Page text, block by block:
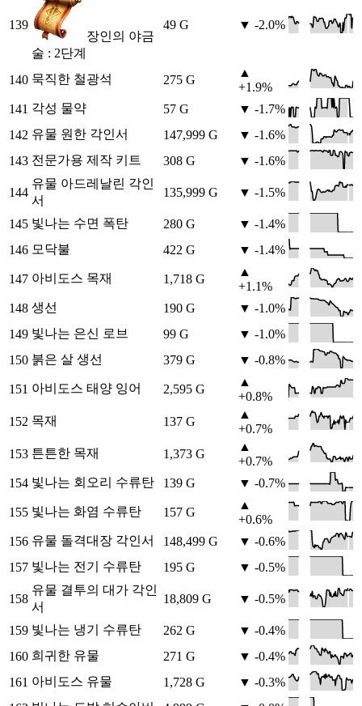
139
장인의 야금
술 : 2단계
49 G ▼ -2.0%
140 묵직한 철광석 275 G
▲
+1.9%
141 각성 물약 57 G
▼ -1.7%
142 유물 원한 각인서 147,999 G
▼ -1.6%
143 전문가용 제작 키트 308 G ▼ -1.6%
144
유물 아드레날린 각인
서
135,999 G ▼ -1.5%
145 빛나는 수면 폭탄 280 G
▼ -1.4%
146 모닥불 422 G ▼ -1.4%
147 아비도스 목재 1,718 G
▲
+1.1%
148 생선 190 G
▼ -1.0%
149 빛나는 은신 로브 99 G
▼ -1.0%
150 붉은 살 생선 379 G ▼ -0.8%
151 아비도스 태양 잉어 2,595 G
▲
+0.8%
152 목재 137 G
▲
+0.7%
153 튼튼한 목재 1,373 G
▲
+0.7%
154 빛나는 회오리 수류탄 139 G ▼ -0.7%
155 빛나는 화염 수류탄 157 G
▲
+0.6%
156 유물 돌격대장 각인서 148,499 G
▼ -0.6%
157 빛나는 전기 수류탄 195 G ▼ -0.5%
158
유물 결투의 대가 각인
서
18,809 G ▼ -0.5%
159 빛나는 냉기 수류탄 262 G
▼ -0.4%
160 희귀한 유물 271 G
▼ -0.4%
161 아비도스 유물 1,728 G
▼ -0.3%